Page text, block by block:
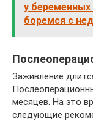
у
боремся с
Заживление
месяцев. На это
следующие